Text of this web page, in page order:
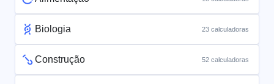
Biologia 23 calculadoras
Construção 52 calculadoras